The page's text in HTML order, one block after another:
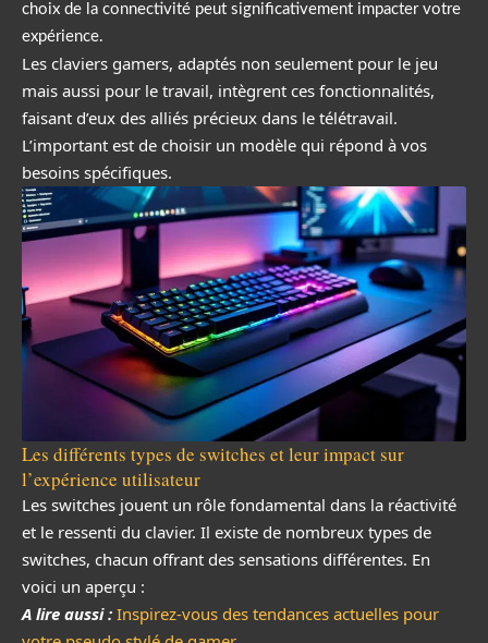
choix de la connectivité peut significativement impacter votre
expérience.
Les claviers gamers, adaptés non seulement pour le jeu
mais aussi pour le travail, intègrent ces fonctionnalités,
faisant d’eux des alliés précieux dans le télétravail.
L’important est de choisir un modèle qui répond à vos
besoins spécifiques.
Les différents types de switches et leur impact sur
l’expérience utilisateur
Les switches jouent un rôle fondamental dans la réactivité
et le ressenti du clavier. Il existe de nombreux types de
switches, chacun offrant des sensations différentes. En
voici un aperçu :
A lire aussi : Inspirez-vous des tendances actuelles pour